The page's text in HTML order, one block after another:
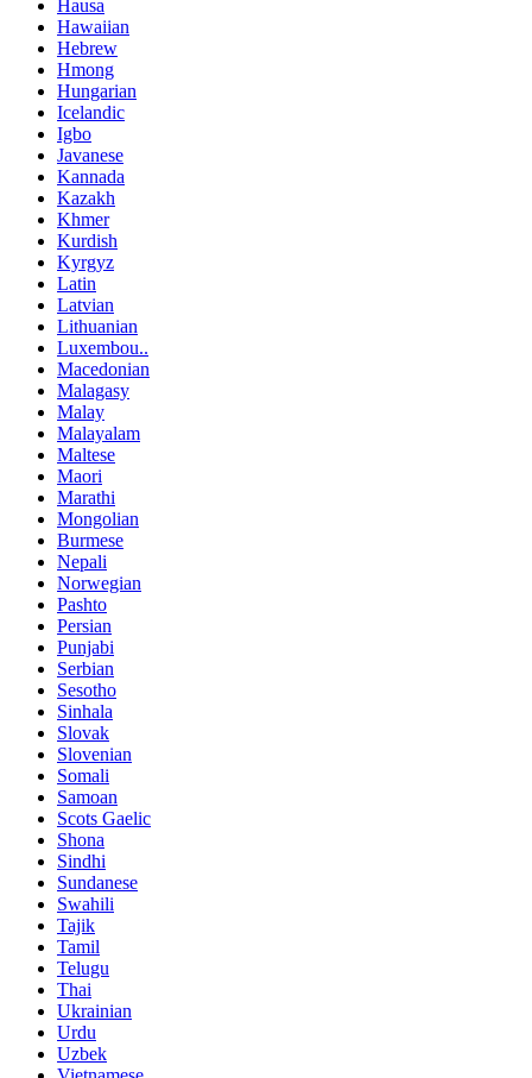
Hausa
Hawaiian
Hebrew
Hmong
Hungarian
Icelandic
Igbo
Javanese
Kannada
Kazakh
Khmer
Kurdish
Kyrgyz
Latin
Latvian
Lithuanian
Luxembou..
Macedonian
Malagasy
Malay
Malayalam
Maltese
Maori
Marathi
Mongolian
Burmese
Nepali
Norwegian
Pashto
Persian
Punjabi
Serbian
Sesotho
Sinhala
Slovak
Slovenian
Somali
Samoan
Scots Gaelic
Shona
Sindhi
Sundanese
Swahili
Tajik
Tamil
Telugu
Thai
Ukrainian
Urdu
Uzbek